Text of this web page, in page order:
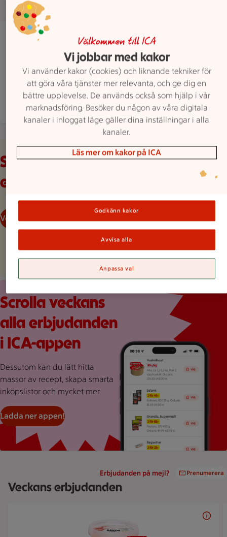
ICA Supermarket Simrishamn
Kristianstadsvägen 4, Simrishamn
ICA Supermarket Simrishamn har stängt,
Stängt Öppnar 7
Hitta hit 0414 16000 Mejla butiken
Mer butiksinfo
Veckans reklamblad
Se våra aktuella
erbjudanden
Veckans reklamblad
Scrolla veckans
alla erbjudanden
i ICA-appen
Dessutom kan du lätt hitta
massor av recept, skapa smarta
inköpslistor och mycket mer.
Ladda ner appen!
Erbjudanden på mejl? Prenumerera
Veckans erbjudanden
Välkommen till ICA
Vi jobbar med kakor
Vi använder kakor (cookies) och liknande tekniker för
att göra våra tjänster mer relevanta, och ge dig en
bättre upplevelse. De används också som hjälp i vår
marknadsföring. Besöker du någon av våra digitala
kanaler i inloggat läge gäller dina inställningar i alla
kanaler.
Läs mer om kakor på ICA
Godkänn kakor
Avvisa alla
Anpassa val